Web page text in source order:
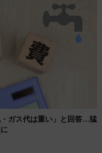
ガス代は重い」と回答…猛